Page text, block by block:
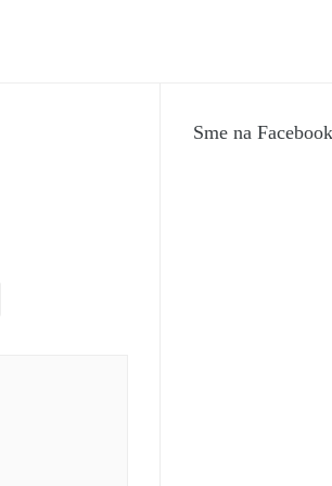
Sme na